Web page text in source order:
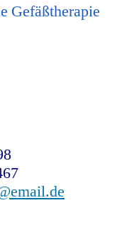
Gefäßtherapie